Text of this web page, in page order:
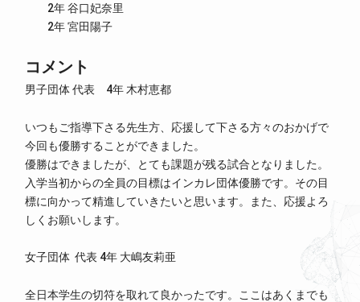
2年 谷口妃奈里
2年 宮田陽子
コメント
男子団体 代表 4年 木村恵都
いつもご指導下さる先生方、応援して下さる方々のおかげで
今回も優勝することができました。
優勝はできましたが、とても課題が残る試合となりました。
入学当初からの全員の目標はインカレ団体優勝です。その目
標に向かって精進していきたいと思います。また、応援よろ
しくお願いします。
女子団体 代表 4年 大嶋友莉亜
全日本学生の切符を取れて良かったです。ここはあくまでも